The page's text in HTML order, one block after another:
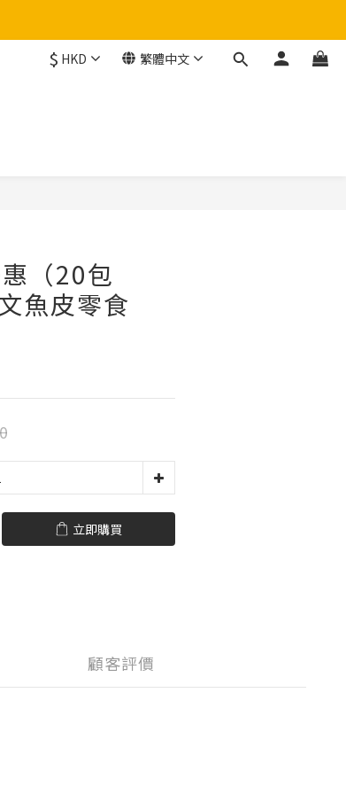
$ HKD 繁體中文
（20包
魚皮零食
立即購買
顧客評價